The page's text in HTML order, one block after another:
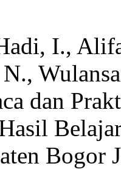
I.,
dan
Bogor